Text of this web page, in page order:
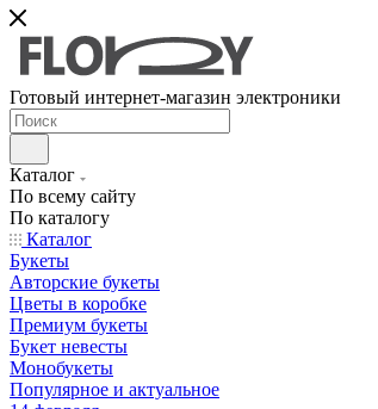
Готовый интернет-магазин электроники
Каталог
По всему сайту
По каталогу
Каталог
Букеты
Авторские букеты
Цветы в коробке
Премиум букеты
Букет невесты
Монобукеты
Популярное и актуальное